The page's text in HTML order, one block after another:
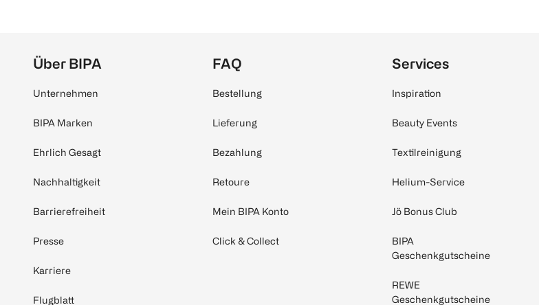
Über BIPA
Unternehmen
BIPA Marken
Ehrlich Gesagt
Nachhaltigkeit
Barrierefreiheit
Presse
Karriere
Flugblatt
FAQ
Bestellung
Lieferung
Bezahlung
Retoure
Mein BIPA Konto
Click & Collect
Services
Inspiration
Beauty Events
Textilreinigung
Helium-Service
Jö Bonus Club
BIPA
Geschenkgutscheine
REWE
Geschenkgutscheine